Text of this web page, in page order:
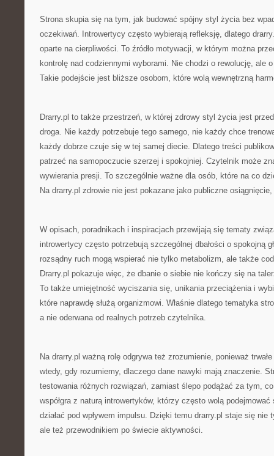
Strona skupia się na tym, jak budować spójny styl życia bez
oczekiwań. Introwertycy często wybierają refleksję, dlatego
oparte na cierpliwości. To źródło motywacji, w którym można
kontrolę nad codziennymi wyborami. Nie chodzi o rewolucję, ale
Takie podejście jest bliższe osobom, które wolą wewnętrzną
Drarry.pl to także przestrzeń, w której zdrowy styl życia jest
droga. Nie każdy potrzebuje tego samego, nie każdy chce
każdy dobrze czuje się w tej samej diecie. Dlatego treści
patrzeć na samopoczucie szerzej i spokojniej. Czytelnik może
wywierania presji. To szczególnie ważne dla osób, które na co
Na drarry.pl zdrowie nie jest pokazane jako publiczne
W opisach, poradnikach i inspiracjach przewijają się tematy
introwertycy często potrzebują szczególnej dbałości o spokojną
rozsądny ruch mogą wspierać nie tylko metabolizm, ale także
Drarry.pl pokazuje więc, że dbanie o siebie nie kończy się na
To także umiejętność wyciszania się, unikania przeciążenia i
które naprawdę służą organizmowi. Właśnie dlatego tematyka
a nie oderwana od realnych potrzeb czytelnika.
Na drarry.pl ważną rolę odgrywa też zrozumienie, ponieważ
wtedy, gdy rozumiemy, dlaczego dane nawyki mają znaczenie.
testowania różnych rozwiązań, zamiast ślepo podążać za tym,
współgra z naturą introwertyków, którzy często wolą
działać pod wpływem impulsu. Dzięki temu drarry.pl staje się
ale też przewodnikiem po świecie aktywności.